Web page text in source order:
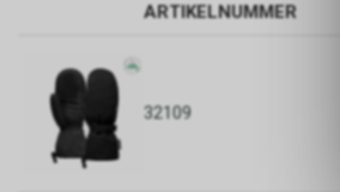
ARTIKELNUMMER
32109